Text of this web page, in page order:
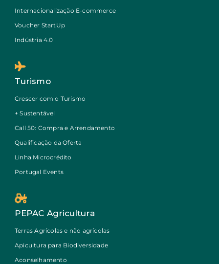
Internacionalização E-commerce
Voucher StartUp
Indústria 4.0
Turismo
Crescer com o Turismo
+ Sustentável
Call 50: Compra e Arrendamento
Qualificação da Oferta
Linha Microcrédito
Portugal Events
PEPAC Agricultura
Terras Agrícolas e não agrícolas
Apicultura para Biodiversidade
Aconselhamento